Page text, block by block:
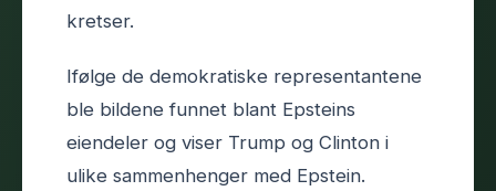
kretser.
Ifølge de demokratiske representantene
ble bildene funnet blant Epsteins
eiendeler og viser Trump og Clinton i
ulike sammenhenger med Epstein.